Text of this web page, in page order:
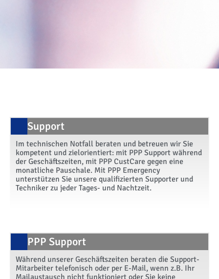
Support
Im technischen Notfall beraten und betreuen wir Sie
kompetent und zielorientiert: mit PPP Support während
der Geschäftszeiten, mit PPP CustCare gegen eine
monatliche Pauschale. Mit PPP Emergency
unterstützen Sie unsere qualifizierten Supporter und
Techniker zu jeder Tages- und Nachtzeit.
PPP Support
Während unserer Geschäftszeiten beraten die Support-
Mitarbeiter telefonisch oder per E-Mail, wenn z.B. Ihr
Mailaustausch nicht funktioniert oder Sie keine